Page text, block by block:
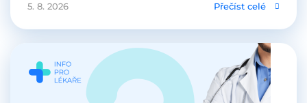
5. 8. 2026 Přečíst celé